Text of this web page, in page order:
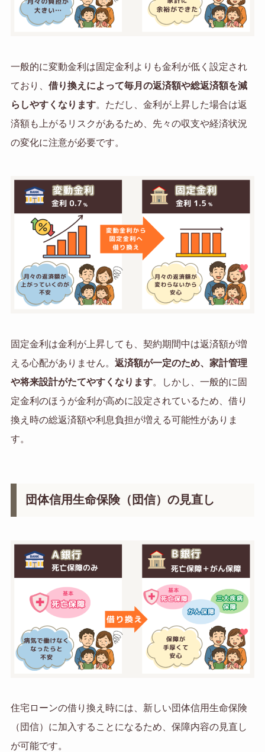
一般的に変動金利は固定金利よりも金利が低く設定され
ており、 借り換えによって毎月の返済額や総返済額を減
らしやすくなります。ただし、金利が上昇した場合は返
済額も上がるリスクがあるため、先々の収支や経済状況
の変化に注意が必要です。
固定金利は金利が上昇しても、契約期間中は返済額が増
える心配がありません。 返済額が一定のため、家計管理
や将来設計がたてやすくなります。しかし、一般的に固
定金利のほうが金利が高めに設定されているため、借り
換え時の総返済額や利息負担が増える可能性がありま
す。
団体信用生命保険（団信）の見直し
住宅ローンの借り換え時には、新しい団体信用生命保険
（団信）に加入することになるため、保障内容の見直し
が可能です。